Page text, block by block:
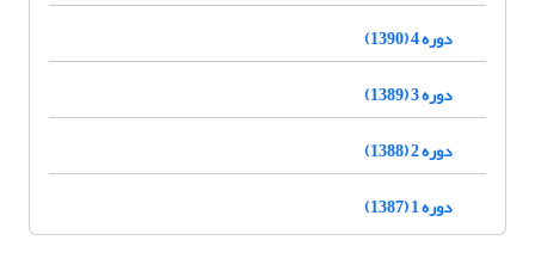
دوره 4 (1390)
دوره 3 (1389)
دوره 2 (1388)
دوره 1 (1387)